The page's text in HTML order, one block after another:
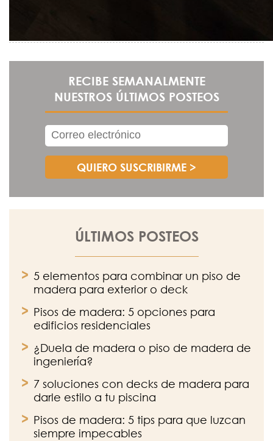
RECIBE SEMANALMENTE
NUESTROS ÚLTIMOS POSTEOS
ÚLTIMOS POSTEOS
5 elementos para combinar un piso de
madera para exterior o deck
Pisos de madera: 5 opciones para
edificios residenciales
¿Duela de madera o piso de madera de
ingeniería?
7 soluciones con decks de madera para
darle estilo a tu piscina
Pisos de madera: 5 tips para que luzcan
siempre impecables